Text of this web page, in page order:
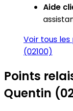
Aide
Voir tous les
(02100)
Points
Quentin